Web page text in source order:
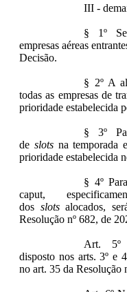
III -
§ 1º
empresas aéreas
Decisão.
§ 2º A
todas as empresas de
prioridade estabelecida
§ 3º
de slotsna temporada
prioridade estabelecida
§ 4º
caput,
dos slotsalocados,
Resolução nº 682, de
Art. 5º
disposto nos arts. 3º e
no art. 35 da Resolução